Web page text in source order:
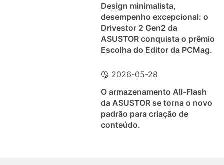
Design minimalista,
desempenho excepcional: o
Drivestor 2 Gen2 da
ASUSTOR conquista o prêmio
Escolha do Editor da PCMag.
2026-05-28
O armazenamento All-Flash
da ASUSTOR se torna o novo
padrão para criação de
conteúdo.